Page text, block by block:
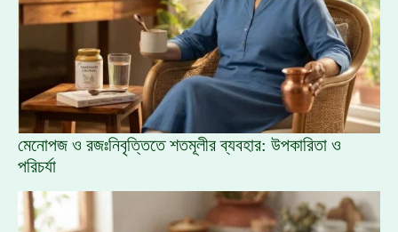
মেনোপজ ও রজঃনিবৃত্তিতে শতমূলীর ব্যবহার: উপকারিতা ও
পরিচর্যা